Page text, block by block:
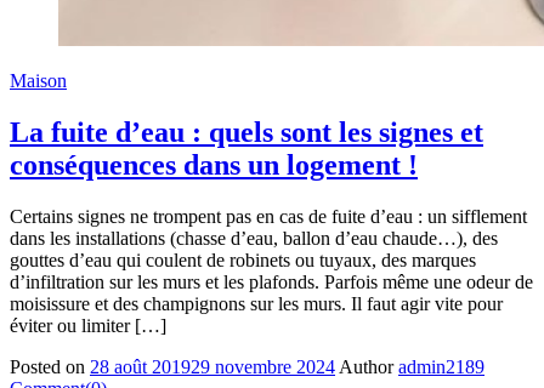
Maison
La fuite d’eau : quels sont les signes et
conséquences dans un logement !
Certains signes ne trompent pas en cas de fuite d’eau : un sifflement
dans les installations (chasse d’eau, ballon d’eau chaude…), des
gouttes d’eau qui coulent de robinets ou tuyaux, des marques
d’infiltration sur les murs et les plafonds. Parfois même une odeur de
moisissure et des champignons sur les murs. Il faut agir vite pour
éviter ou limiter […]
Posted on 28 août 201929 novembre 2024 Author admin2189